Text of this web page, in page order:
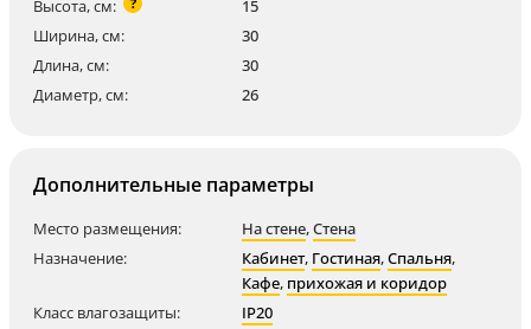
Высота, см:
15
Ширина, см:
30
Длина, см:
30
Диаметр, см:
26
Дополнительные параметры
Место размещения: На стене,Стена
Назначение:
Кабинет, Гостиная,Спальня,
Кафе, прихожая и коридор
Класс влагозащиты:
IP20